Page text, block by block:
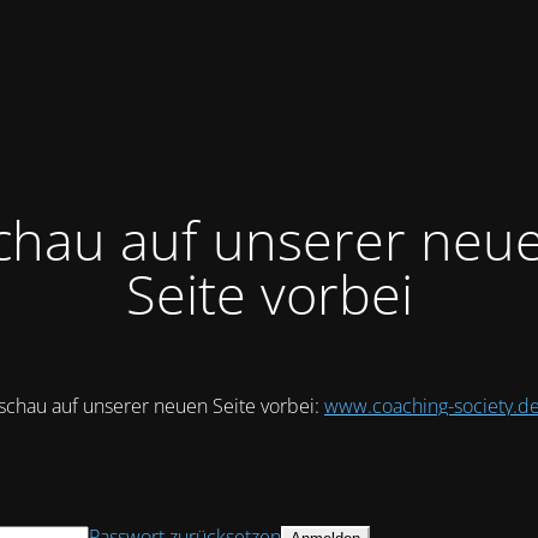
auf unserer
Seite vorbei
auf unserer neuen Seite vorbei: www.coaching-